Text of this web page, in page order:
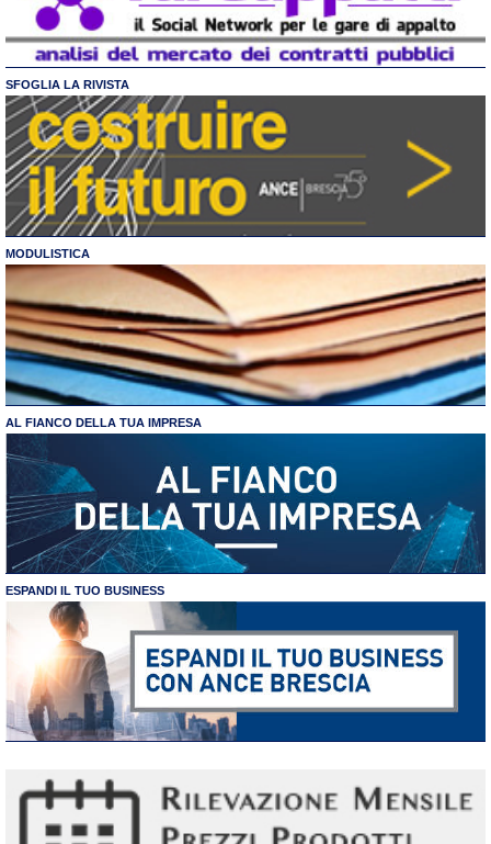
SFOGLIA LA RIVISTA
MODULISTICA
AL FIANCO DELLA TUA IMPRESA
ESPANDI IL TUO BUSINESS